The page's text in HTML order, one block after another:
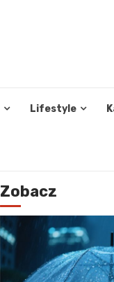
Lifestyle
Zobacz